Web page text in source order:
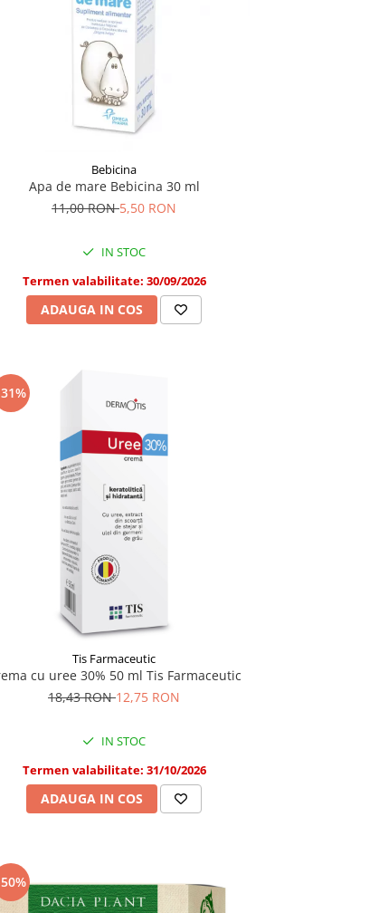
Bebicina
Apa de mare Bebicina 30 ml
11,00 RON5,50 RON
IN STOC
Termen valabilitate: 30/09/2026
ADAUGA IN COS
Tis Farmaceutic
cu uree 30% 50 ml Tis Farmaceutic
18,43 RON12,75 RON
IN STOC
Termen valabilitate: 31/10/2026
ADAUGA IN COS